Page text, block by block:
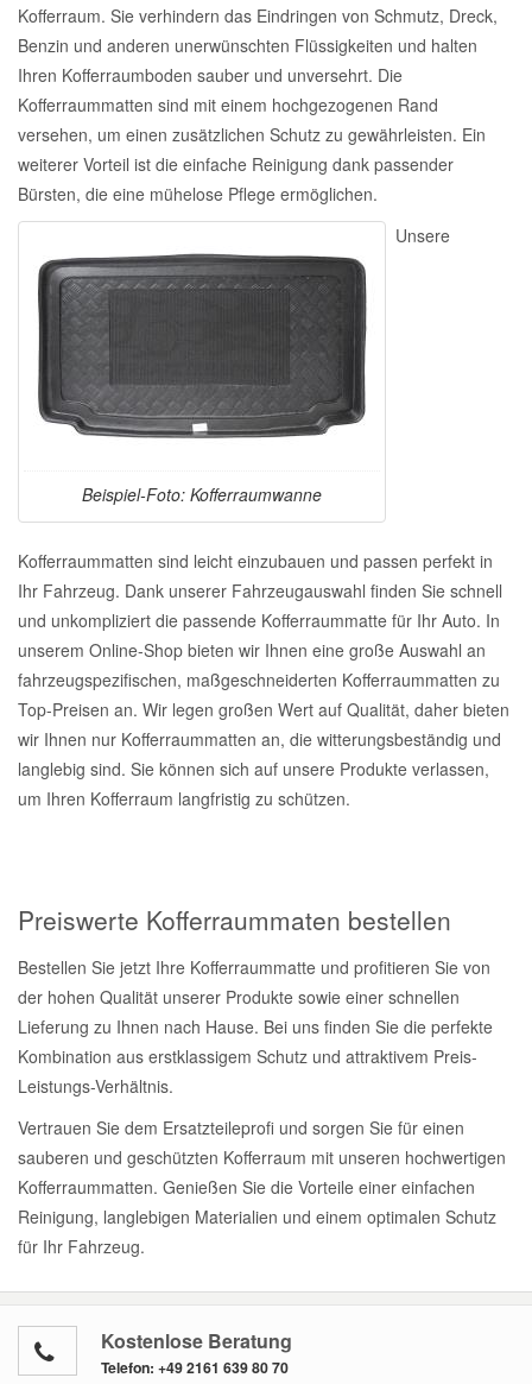
Kofferraum. Sie verhindern das Eindringen von Schmutz, Dreck,
Benzin und anderen unerwünschten Flüssigkeiten und halten
Ihren Kofferraumboden sauber und unversehrt. Die
Kofferraummatten sind mit einem hochgezogenen Rand
versehen, um einen zusätzlichen Schutz zu gewährleisten. Ein
weiterer Vorteil ist die einfache Reinigung dank passender
Bürsten, die eine mühelose Pflege ermöglichen.
Beispiel-Foto: Kofferraumwanne
Unsere
Kofferraummatten sind leicht einzubauen und passen perfekt in
Ihr Fahrzeug. Dank unserer Fahrzeugauswahl finden Sie schnell
und unkompliziert die passende Kofferraummatte für Ihr Auto. In
unserem Online-Shop bieten wir Ihnen eine große Auswahl an
fahrzeugspezifischen, maßgeschneiderten Kofferraummatten zu
Top-Preisen an. Wir legen großen Wert auf Qualität, daher bieten
wir Ihnen nur Kofferraummatten an, die witterungsbeständig und
langlebig sind. Sie können sich auf unsere Produkte verlassen,
um Ihren Kofferraum langfristig zu schützen.
Preiswerte Kofferraummaten bestellen
Bestellen Sie jetzt Ihre Kofferraummatte und profitieren Sie von
der hohen Qualität unserer Produkte sowie einer schnellen
Lieferung zu Ihnen nach Hause. Bei uns finden Sie die perfekte
Kombination aus erstklassigem Schutz und attraktivem Preis-
Leistungs-Verhältnis.
Vertrauen Sie dem Ersatzteileprofi und sorgen Sie für einen
sauberen und geschützten Kofferraum mit unseren hochwertigen
Kofferraummatten. Genießen Sie die Vorteile einer einfachen
Reinigung, langlebigen Materialien und einem optimalen Schutz
für Ihr Fahrzeug.
Kostenlose Beratung
Telefon: +49 2161 639 80 70